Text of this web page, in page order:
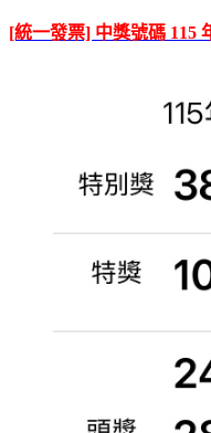
[統一發票] 中獎號碼 115